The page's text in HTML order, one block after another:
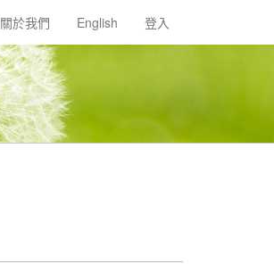
關於我們 English 登入